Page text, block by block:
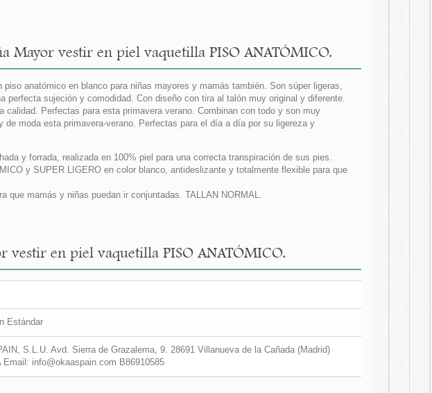
Mayor vestir en piel vaquetilla PISO ANATÓMICO.
anatómico en blanco para niñas mayores y mamás también. Son súper ligeras,
perfecta sujeción y comodidad. Con diseño con tira al talón muy original y diferente.
calidad. Perfectas para esta primavera verano. Combinan con todo y son muy
moda esta primavera-verano. Perfectas para el día a día por su ligereza y
y forrada, realizada en 100% piel para una correcta transpiración de sus pies.
y SUPER LIGERO en color blanco, antideslizante y totalmente flexible para que
que mamás y niñas puedan ir conjuntadas. TALLAN NORMAL.
vestir en piel vaquetilla PISO ANATÓMICO.
Estándar
S.L.U. Avd. Sierra de Grazalema, 9. 28691 Villanueva de la Cañada (Madrid)
Email: info@okaaspain.com B86910585